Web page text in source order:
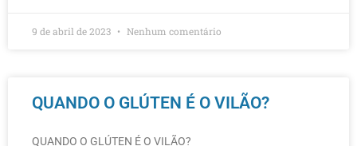
9 de abril de 2023 Nenhum comentário
QUANDO O GLÚTEN É O VILÃO?
QUANDO O GLÚTEN É O VILÃO?